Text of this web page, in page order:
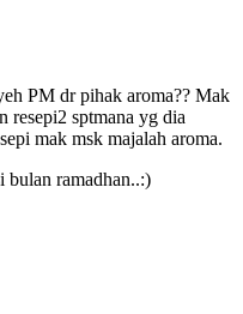
PM dr pihak aroma?? Mak
resepi2 sptmana yg dia
mak msk majalah aroma.
bulan ramadhan..:)